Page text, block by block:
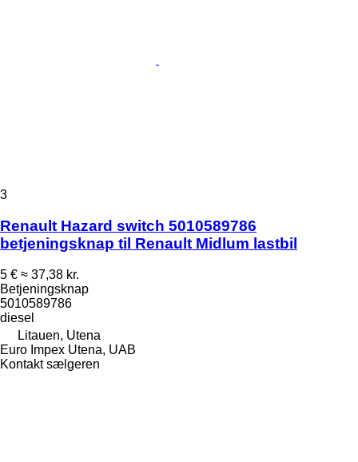
3
Renault Hazard switch 5010589786
betjeningsknap til Renault Midlum lastbil
5 € ≈ 37,38 kr.
Betjeningsknap
5010589786
diesel
Litauen, Utena
Euro Impex Utena, UAB
Kontakt sælgeren